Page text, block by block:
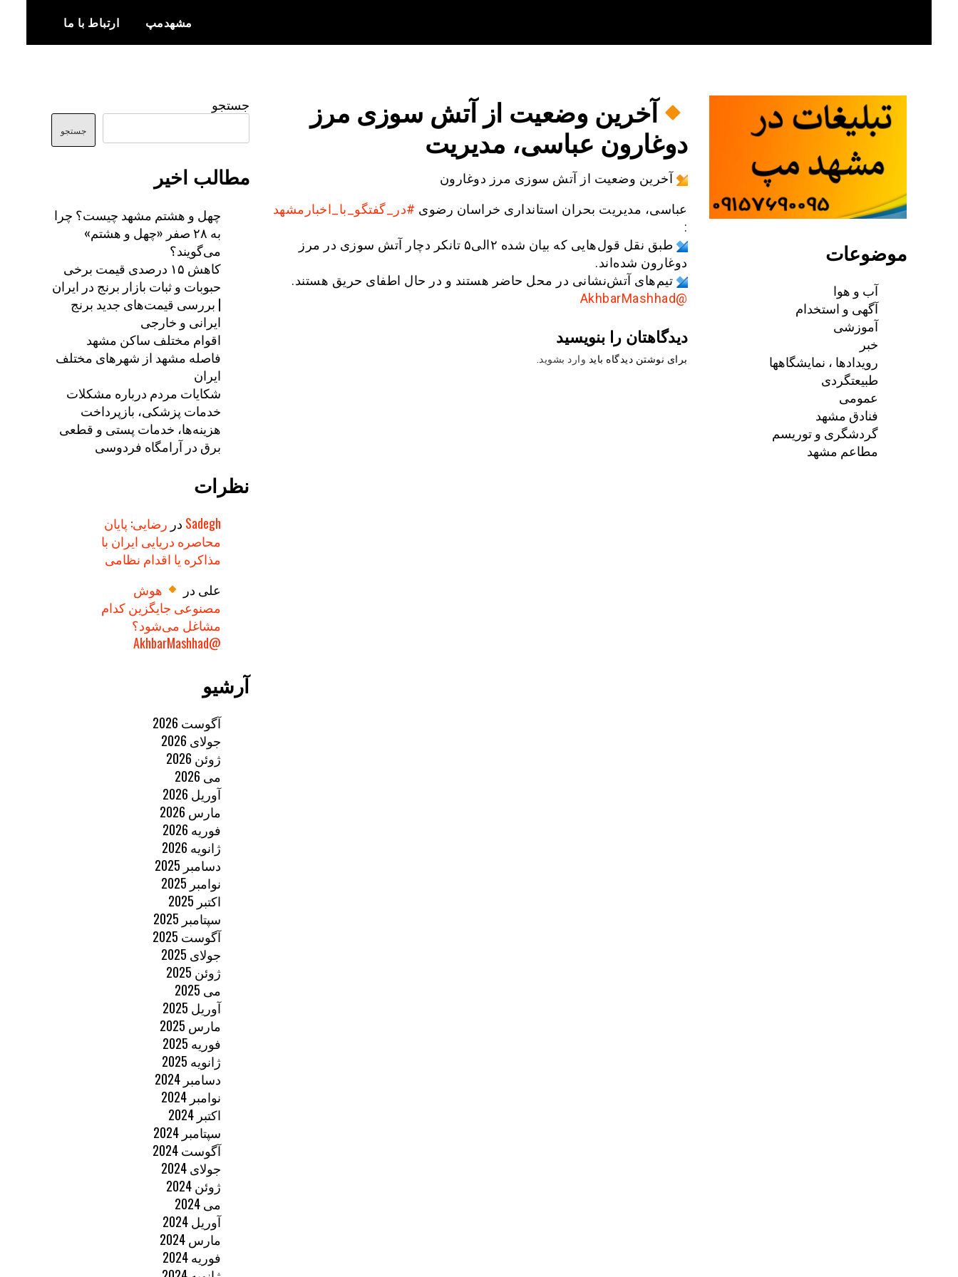
content
مشهدمپ ارتباط با ما
آخرین وضعیت از آتش سوزی مرز
دوغارون عباسی، مدیریت
آخرین وضعیت از آتش سوزی مرز دوغارون
عباسی، مدیریت بحران استانداری خراسان رضوی #در_گفتگو_با_اخبارمشهد
:
طبق نقل قول‌هایی که بیان شده ۲الی۵ تانکر دچار آتش سوزی در مرز
دوغارون شده‌اند‌.
تیم‌های آتش‌نشانی در محل حاضر هستند و در حال اطفای حریق هستند.
@AkhbarMashhad
دیدگاهتان را بنویسید
برای نوشتن دیدگاه باید وارد بشوید
جستجو
جستجو
مطالب اخیر
چهل و هشتم مشهد چیست؟ چرا
به ۲۸ صفر «چهل و هشتم»
می‌گویند؟
کاهش ۱۵ درصدی قیمت برخی
حبوبات و ثبات بازار برنج در ایران
| بررسی قیمت‌های جدید برنج
ایرانی و خارجی
اقوام مختلف ساکن مشهد
فاصله مشهد از شهرهای مختلف
ایران
شکایات مردم درباره مشکلات
خدمات پزشکی، بازپرداخت
هزینه‌ها، خدمات پستی و قطعی
برق در آرامگاه فردوسی
نظرات
Sadegh در رضایی: پایان
محاصره دریایی ایران با
مذاکره یا اقدام نظامی
علی در
هوش
مصنوعی جایگزین کدام
مشاغل می‌شود؟
@AkhbarMashhad
آرشیو
آگوست 2026
جولای 2026
ژوئن 2026
می 2026
آوریل 2026
مارس 2026
فوریه 2026
ژانویه 2026
دسامبر 2025
نوامبر 2025
اکتبر 2025
سپتامبر 2025
آگوست 2025
جولای 2025
ژوئن 2025
می 2025
آوریل 2025
مارس 2025
فوریه 2025
ژانویه 2025
دسامبر 2024
نوامبر 2024
اکتبر 2024
سپتامبر 2024
آگوست 2024
جولای 2024
ژوئن 2024
می 2024
آوریل 2024
مارس 2024
فوریه 2024
موضوعات
آب و هوا
آگهی و استخدام
آموزشی
خبر
رویدادها ، نمایشگاهها
طبیعتگردی
عمومی
فنادق مشهد
گردشگری و توریسم
مطاعم مشهد